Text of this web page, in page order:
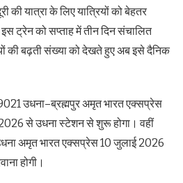
की यात्रा के लिए यात्रियों को बेहतर
ट्रेन को सप्ताह में तीन दिन संचालित
की बढ़ती संख्या को देखते हुए अब इसे दैनिक
उधना–ब्रह्मपुर अमृत भारत एक्सप्रेस
से उधना स्टेशन से शुरू होगा। वहीं
अमृत भारत एक्सप्रेस 10 जुलाई 2026
होगी।